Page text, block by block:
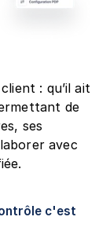
: qu’il ait
de
ses
avec
c'est